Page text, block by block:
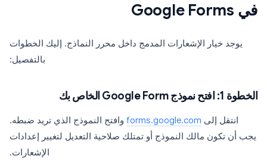
في Google Forms
يوجد خيار الإشعارات المدمج داخل محرر النماذج. إليك الخطوات
بالتفصيل:
الخطوة 1: افتح نموذج Google Form الخاص بك
انتقل إلى forms.google.com وافتح النموذج الذي تريد ضبطه.
يجب أن تكون مالك النموذج أو تمتلك صلاحية التعديل لتغيير إعدادات
الإشعارات.